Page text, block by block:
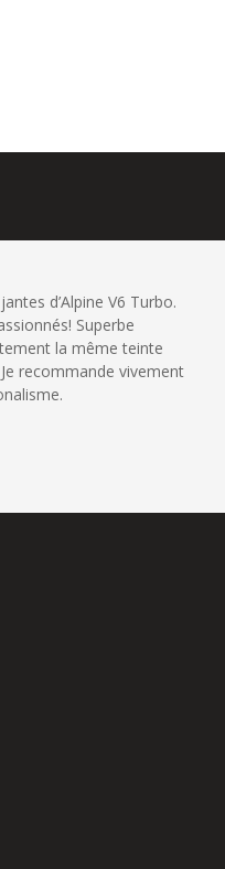
d’Alpine V6 Turbo.
Superbe
la même teinte
recommande vivement